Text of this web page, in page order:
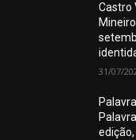
Castro
31/07/